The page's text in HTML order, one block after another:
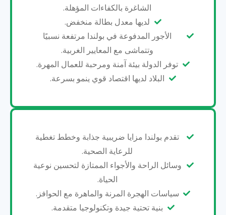
الشاغرة بالكفاءات المؤهلة.
لديها معدل بطالة منخفض.
الأجور المدفوعة في بولندا مرتفعة نسبيًا
وتتماشى مع المعايير الغربية.
توفر الدولة بيئة آمنة ومرحبة للعمال المهرة.
البلاد لديها اقتصاد قوي ينمو بسرعة.
تقدم بولندا مزايا ضريبية جذابة وخطط تغطية
للرعاية الصحية.
وسائل الراحة والأجواء الممتازة لتحسين نوعية
الحياة.
سياسات الهجرة المرنة والماهرة مع الحوافز.
بنية تحتية جيدة وتكنولوجيا متقدمة.